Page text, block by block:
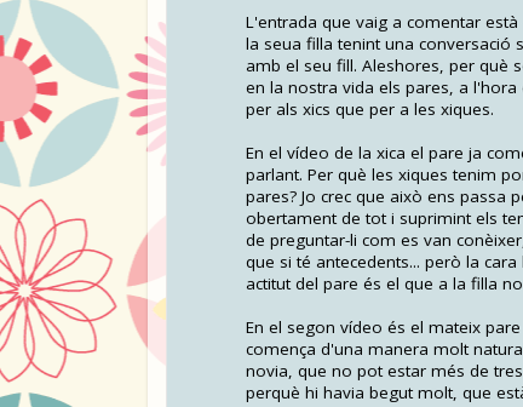
L'entrada que vaig a comentar
la seua filla tenint una conversació
amb el seu fill. Aleshores, per què
en la nostra vida els pares, a
per als xics que per a les xiques.
En el vídeo de la xica el pare ja
parlant. Per què les xiques tenim
pares? Jo crec que això ens passa
obertament de tot i suprimint els
de preguntar-li com es van
que si té antecedents... però la
actitut del pare és el que a la filla
En el segon vídeo és el mateix
comença d'una manera molt
novia, que no pot estar més de
perquè hi havia begut molt, que